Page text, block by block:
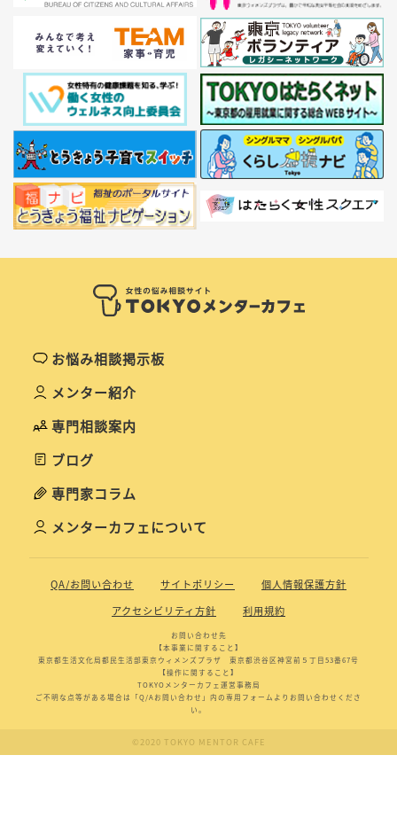
お悩み相談掲示板
メンター紹介
専門相談案内
ブログ
専門家コラム
メンターカフェについて
QA/お問い合わせ サイトポリシー
個人情報保護方針
アクセシビリティ方針
利用規約
お問い合わせ先
【本事業に関すること】
東京都生活文化局都民生活部東京ウィメンズプラザ 東京都渋谷区神宮前５丁目53番67号
【操作に関すること】
TOKYOメンターカフェ運営事務局
ご不明な点等がある場合は「Q/Aお問い合わせ」内の専用フォームよりお問い合わせくださ
い。
©2020 TOKYO MENTOR CAFE